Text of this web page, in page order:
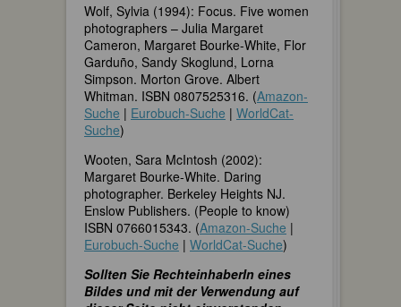
Wolf, Sylvia (1994): Focus. Five women
photographers – Julia Margaret
Cameron, Margaret Bourke-White, Flor
Garduño, Sandy Skoglund, Lorna
Simpson. Morton Grove. Albert
Whitman. ISBN 0807525316. (Amazon-
Suche | Eurobuch-Suche | WorldCat-
Suche)
Wooten, Sara McIntosh (2002):
Margaret Bourke-White. Daring
photographer. Berkeley Heights NJ.
Enslow Publishers. (People to know)
ISBN 0766015343. (Amazon-Suche |
Eurobuch-Suche | WorldCat-Suche)
Sollten Sie RechteinhaberIn eines
Bildes und mit der Verwendung auf